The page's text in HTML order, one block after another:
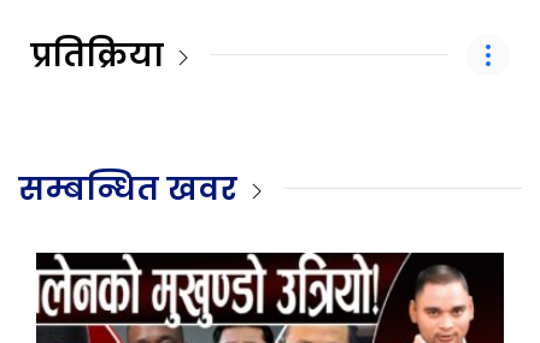
प्रतिक्रिया
सम्बन्धित खवर